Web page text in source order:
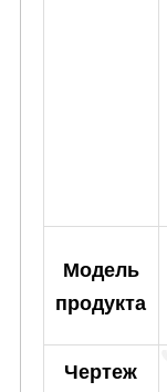
Модель
продукта
Чертеж